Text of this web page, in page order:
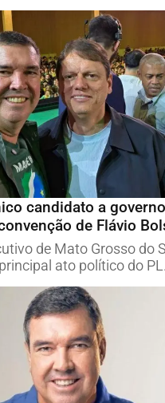
candidato a
de Flávio
de Mato Grosso do
ato político do